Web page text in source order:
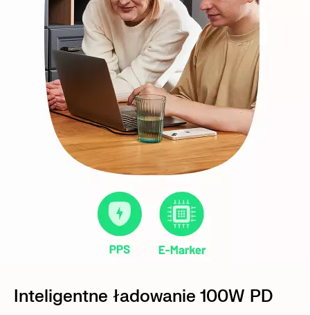
Inteligentne ładowanie 100W PD